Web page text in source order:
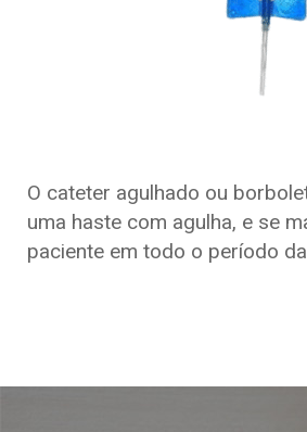
O cateter agulhado ou
uma haste com agulha, e se
paciente em todo o período